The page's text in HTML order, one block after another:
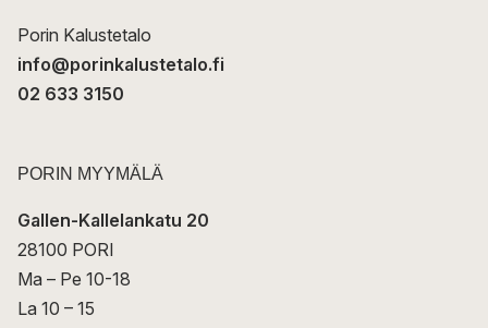
Porin Kalustetalo
info@porinkalustetalo.fi
02 633 3150
PORIN MYYMÄLÄ
Gallen-Kallelankatu 20
28100 PORI
Ma – Pe 10-18
La 10 – 15